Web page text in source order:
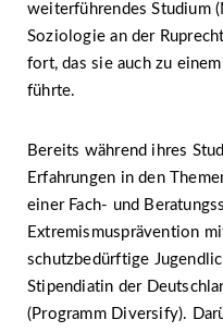
weiterführendes Studium
Soziologie an der
fort, das sie auch zu
führte.
Bereits während ihres
Erfahrungen in den
einer Fach- und
Extremismusprävention
schutzbedürftige
Stipendiatin der
(Programm Diversify).